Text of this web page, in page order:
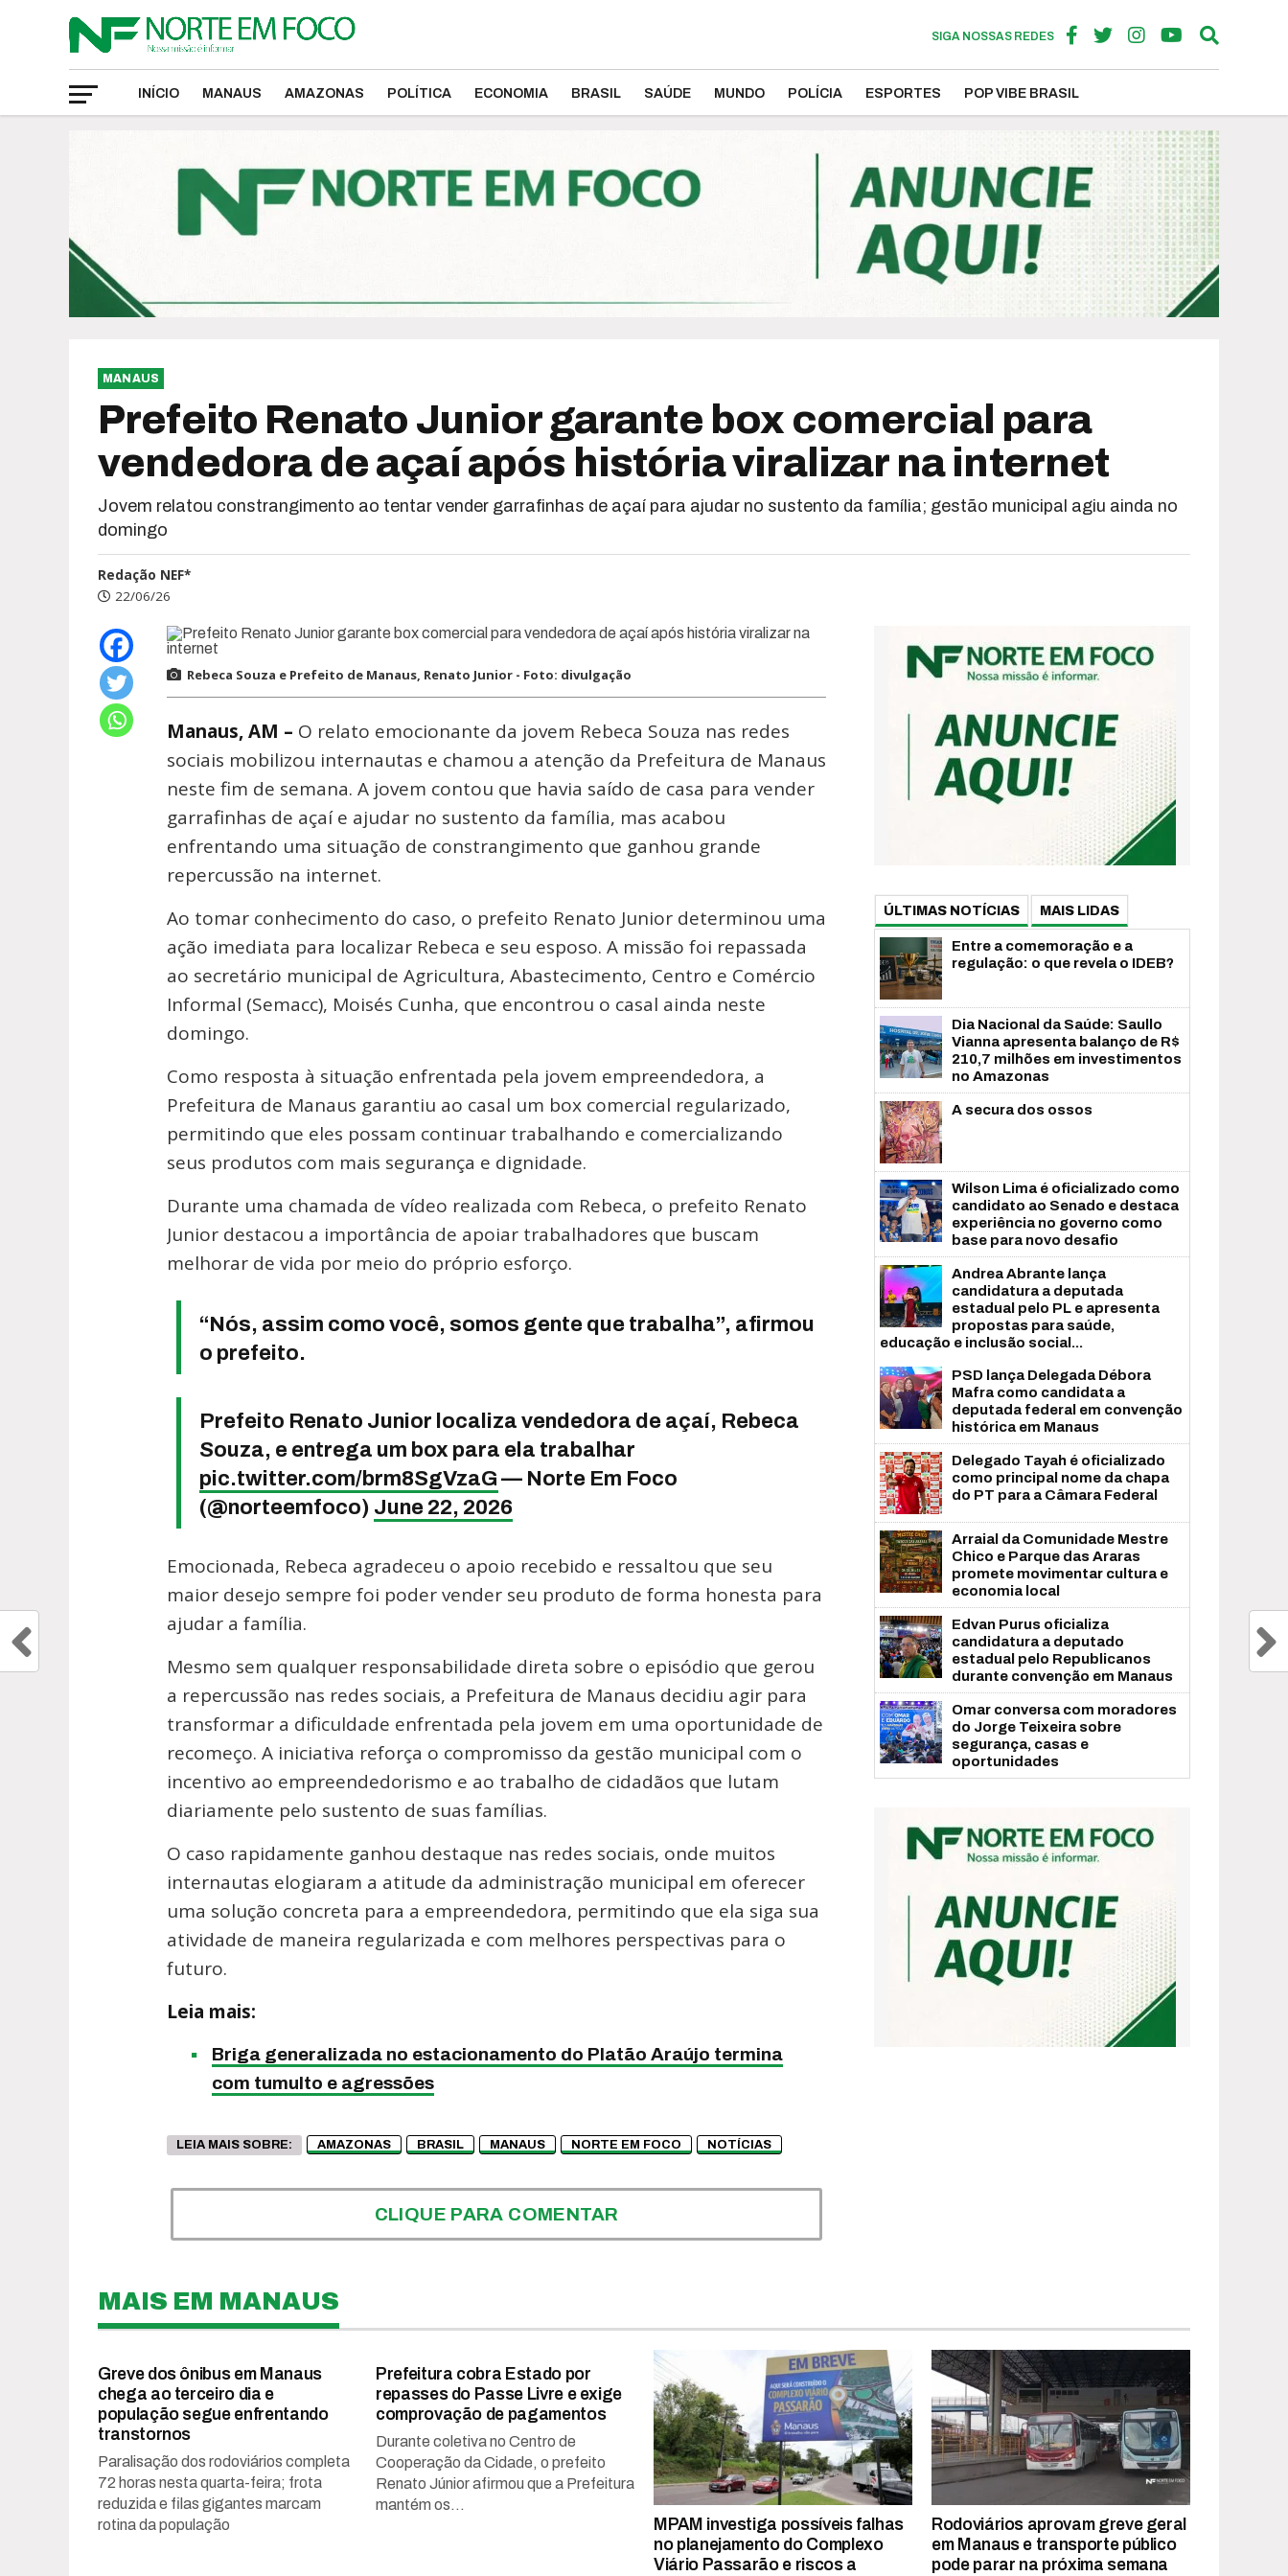
SIGA NOSSAS REDES
INÍCIO MANAUS AMAZONAS POLÍTICA ECONOMIA BRASIL SAÚDE MUNDO POLÍCIA ESPORTES POP VIBE BRASIL
MANAUS
Prefeito Renato Junior garante box comercial para
vendedora de açaí após história viralizar na internet
Jovem relatou constrangimento ao tentar vender garrafinhas de açaí para ajudar no sustento da família; gestão municipal agiu ainda no
domingo
Redação NEF*
22/06/26
Rebeca Souza e Prefeito de Manaus, Renato Junior - Foto: divulgação
Manaus, AM – O relato emocionante da jovem Rebeca Souza nas redes
sociais mobilizou internautas e chamou a atenção da Prefeitura de Manaus
neste fim de semana. A jovem contou que havia saído de casa para vender
garrafinhas de açaí e ajudar no sustento da família, mas acabou
enfrentando uma situação de constrangimento que ganhou grande
repercussão na internet.
Ao tomar conhecimento do caso, o prefeito Renato Junior determinou uma
ação imediata para localizar Rebeca e seu esposo. A missão foi repassada
ao secretário municipal de Agricultura, Abastecimento, Centro e Comércio
Informal (Semacc), Moisés Cunha, que encontrou o casal ainda neste
domingo.
Como resposta à situação enfrentada pela jovem empreendedora, a
Prefeitura de Manaus garantiu ao casal um box comercial regularizado,
permitindo que eles possam continuar trabalhando e comercializando
seus produtos com mais segurança e dignidade.
Durante uma chamada de vídeo realizada com Rebeca, o prefeito Renato
Junior destacou a importância de apoiar trabalhadores que buscam
melhorar de vida por meio do próprio esforço.
“Nós, assim como você, somos gente que trabalha”, afirmou
o prefeito.
Prefeito Renato Junior localiza vendedora de açaí, Rebeca
Souza, e entrega um box para ela trabalhar
pic.twitter.com/brm8SgVzaG — Norte Em Foco
(@norteemfoco) June 22, 2026
Emocionada, Rebeca agradeceu o apoio recebido e ressaltou que seu
maior desejo sempre foi poder vender seu produto de forma honesta para
ajudar a família.
Mesmo sem qualquer responsabilidade direta sobre o episódio que gerou
a repercussão nas redes sociais, a Prefeitura de Manaus decidiu agir para
transformar a dificuldade enfrentada pela jovem em uma oportunidade de
recomeço. A iniciativa reforça o compromisso da gestão municipal com o
incentivo ao empreendedorismo e ao trabalho de cidadãos que lutam
diariamente pelo sustento de suas famílias.
O caso rapidamente ganhou destaque nas redes sociais, onde muitos
internautas elogiaram a atitude da administração municipal em oferecer
uma solução concreta para a empreendedora, permitindo que ela siga sua
atividade de maneira regularizada e com melhores perspectivas para o
futuro.
Leia mais:
Briga generalizada no estacionamento do Platão Araújo termina
com tumulto e agressões
LEIA MAIS SOBRE: AMAZONAS BRASIL MANAUS NORTE EM FOCO NOTÍCIAS
CLIQUE PARA COMENTAR
ÚLTIMAS NOTÍCIAS MAIS LIDAS
Entre a comemoração e a
regulação: o que revela o IDEB?
Dia Nacional da Saúde: Saullo
Vianna apresenta balanço de R$
210,7 milhões em investimentos
no Amazonas
A secura dos ossos
Wilson Lima é oficializado como
candidato ao Senado e destaca
experiência no governo como
base para novo desafio
Andrea Abrante lança
candidatura a deputada
estadual pelo PL e apresenta
propostas para saúde,
educação e inclusão social...
PSD lança Delegada Débora
Mafra como candidata a
deputada federal em convenção
histórica em Manaus
Delegado Tayah é oficializado
como principal nome da chapa
do PT para a Câmara Federal
Arraial da Comunidade Mestre
Chico e Parque das Araras
promete movimentar cultura e
economia local
Edvan Purus oficializa
candidatura a deputado
estadual pelo Republicanos
durante convenção em Manaus
Omar conversa com moradores
do Jorge Teixeira sobre
segurança, casas e
oportunidades
MAIS EM MANAUS
Greve dos ônibus em Manaus
chega ao terceiro dia e
população segue enfrentando
transtornos
Paralisação dos rodoviários completa
72 horas nesta quarta-feira; frota
reduzida e filas gigantes marcam
rotina da população
Prefeitura cobra Estado por
repasses do Passe Livre e exige
comprovação de pagamentos
Durante coletiva no Centro de
Cooperação da Cidade, o prefeito
Renato Júnior afirmou que a Prefeitura
mantém os...
MPAM investiga possíveis falhas
no planejamento do Complexo
Viário Passarão e riscos a
Rodoviários aprovam greve geral
em Manaus e transporte público
pode parar na próxima semana